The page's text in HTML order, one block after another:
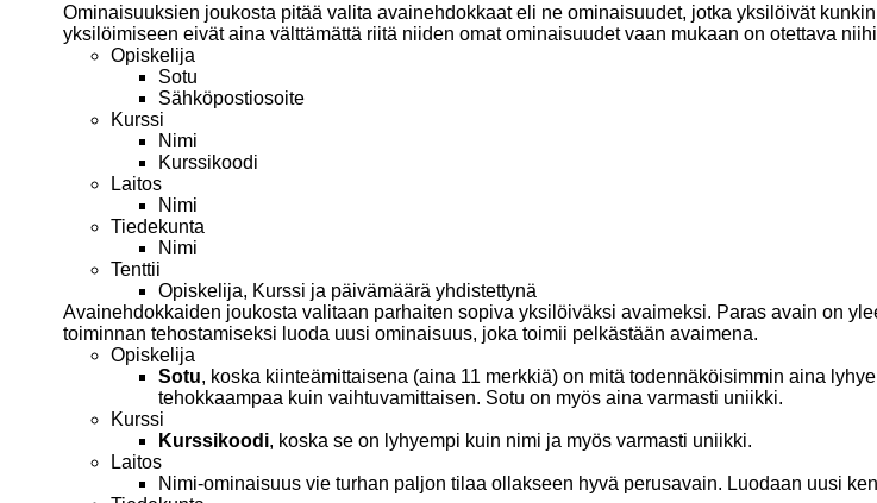
Ominaisuuksien joukosta pitää valita avainehdokkaat eli ne ominaisuudet, jotka yksilöivät
yksilöimiseen eivät aina välttämättä riitä niiden omat ominaisuudet vaan mukaan on otettava
Opiskelija
Sotu
Sähköpostiosoite
Kurssi
Nimi
Kurssikoodi
Laitos
Nimi
Tiedekunta
Nimi
Tenttii
Opiskelija, Kurssi ja päivämäärä yhdistettynä
Avainehdokkaiden joukosta valitaan parhaiten sopiva yksilöiväksi avaimeksi. Paras avain on
toiminnan tehostamiseksi luoda uusi ominaisuus, joka toimii pelkästään avaimena.
Opiskelija
Sotu, koska kiinteämittaisena (aina 11 merkkiä) on mitä todennäköisimmin aina
tehokkaampaa kuin vaihtuvamittaisen. Sotu on myös aina varmasti uniikki.
Kurssi
Kurssikoodi, koska se on lyhyempi kuin nimi ja myös varmasti uniikki.
Laitos
Nimi-ominaisuus vie turhan paljon tilaa ollakseen hyvä perusavain. Luodaan uusi